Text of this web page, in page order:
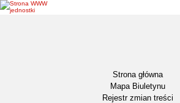
Strona główna
Mapa Biuletynu
Rejestr zmian treści